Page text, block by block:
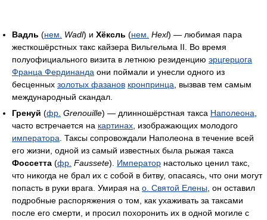
Вадль (нем. Wadl) и Хёксль (нем. Hexl) — любимая пара
жесткошёрстных такс кайзера Вильгельма II. Во время
полуофициального визита в летнюю резиденцию эрцгерцога
Франца Фердинанда они поймали и унесли одного из
бесценных золотых фазанов кронпринца , вызвав тем самым
международный скандал.
Гренуй (фр. Grenouille) — длинношёрстная такса Наполеона
часто встречается на картинах , изображающих молодого
императора . Таксы сопровождали Наполеона в течение всей
его жизни, одной из самый известных была рыжая такса
Фоссетта (фр. Faussete). Император настолько ценил такс,
что никогда не брал их с собой в битву, опасаясь, что они могут
попасть в руки врага. Умирая на о. Святой Елены , он оставил
подробные распоряжения о том, как ухаживать за таксами
после его смерти, и просил похоронить их в одной могиле с